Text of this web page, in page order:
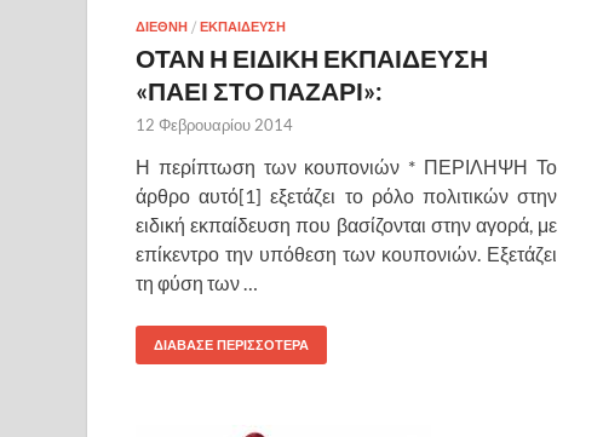
ΔΙΕΘΝΗ / ΕΚΠΑΙΔΕΥΣΗ
ΟΤΑΝ Η ΕΙΔΙΚΗ ΕΚΠΑΙΔΕΥΣΗ
«ΠΑΕΙ ΣΤΟ ΠΑΖΑΡΙ»:
12 Φεβρουαρίου 2014
Η περίπτωση των κουπονιών * ΠΕΡΙΛΗΨΗ Το
άρθρο αυτό[1] εξετάζει το ρόλο πολιτικών στην
ειδική εκπαίδευση που βασίζονται στην αγορά, με
επίκεντρο την υπόθεση των κουπονιών. Εξετάζει
τη φύση των …
ΔΙΑΒΑΣΕ ΠΕΡΙΣΣΟΤΕΡΑ